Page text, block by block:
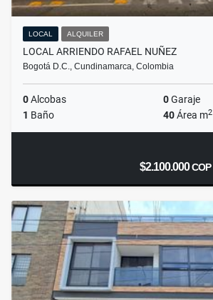
LOCAL ALQUILER
LOCAL ARRIENDO RAFAEL NUÑEZ
Bogotá D.C., Cundinamarca, Colombia
0Alcobas 0Garaje
1 Baño 40Área m2
$2.100.000COP